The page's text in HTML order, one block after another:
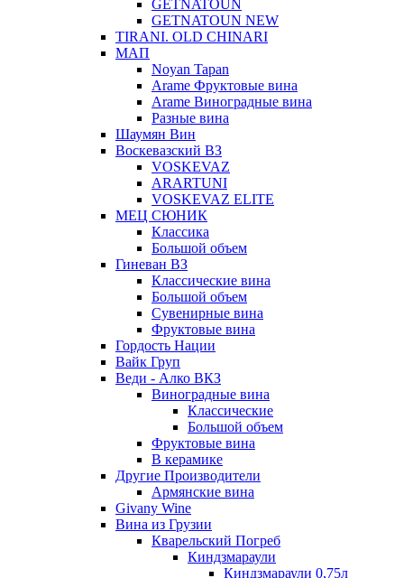
GETNATOUN
GETNATOUN NEW
TIRANI. OLD CHINARI
МАП
Noyan Tapan
Arame Фруктовые вина
Arame Виноградные вина
Разные вина
Шаумян Вин
Воскевазский ВЗ
VOSKEVAZ
ARARTUNI
VOSKEVAZ ELITE
МЕЦ СЮНИК
Классика
Большой объем
Гиневан ВЗ
Классические вина
Большой объем
Сувенирные вина
Фруктовые вина
Гордость Нации
Вайк Груп
Веди - Алко ВКЗ
Виноградные вина
Классические
Большой объем
Фруктовые вина
В керамике
Другие Производители
Армянские вина
Givany Wine
Вина из Грузии
Кварельский Погреб
Киндзмараули
Киндзмараули 0,75л